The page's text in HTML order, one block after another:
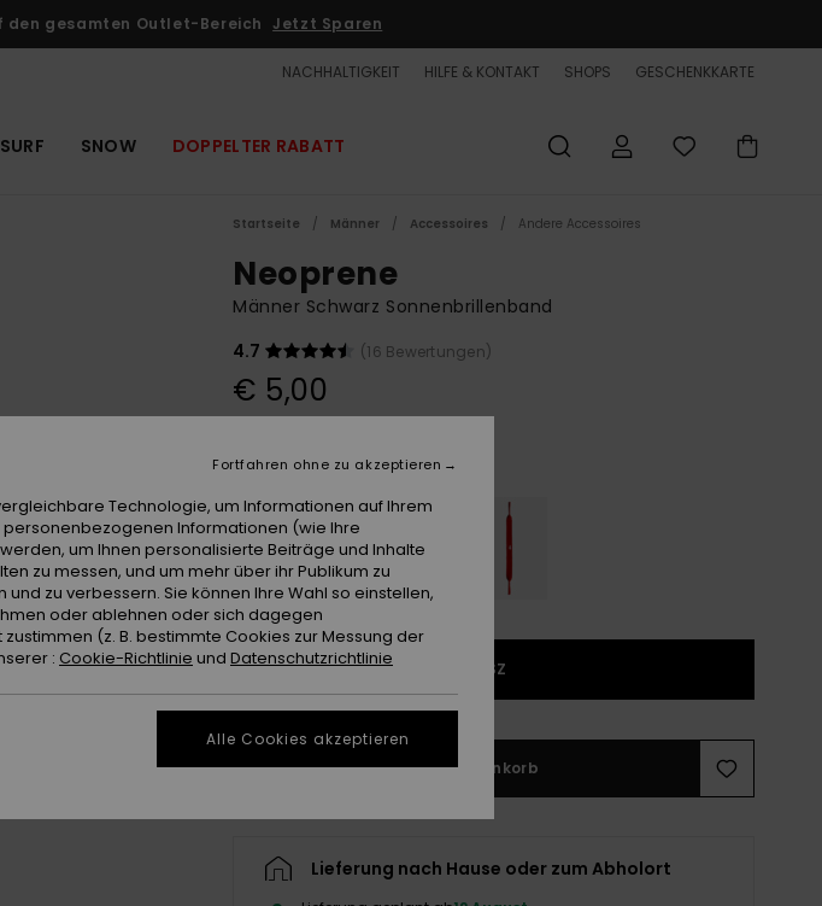
den gesamten Outlet-Bereich Jetzt Sparen
NACHHALTIGKEIT HILFE & KONTAKT SHOPS GESCHENKKARTE
SURF SNOW DOPPELTER RABATT
Startseite Männer Accessoires Andere Accessoires
Neoprene
Männer Schwarz Sonnenbrillenband
4.7
(16 Bewertungen)
€ 5,00
FarbeBlack
1SZ
In den Warenkorb
Lieferung nach Hause oder zum Abholort
Technologie, um Informationen auf Ihrem
Informationen (wie Ihre
um Ihnen personalisierte Beiträge und Inhalte
zu messen, und um mehr über ihr Publikum zu
zu verbessern. Sie können Ihre Wahl so einstellen,
oder ablehnen oder sich dagegen
(z. B. bestimmte Cookies zur Messung der
: Cookie-Richtlinie und Datenschutzrichtlinie
Fortfahren ohne zu akzeptieren
Alle Cookies akzeptieren